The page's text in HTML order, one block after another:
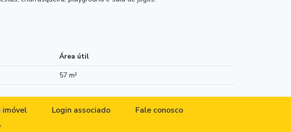
Área útil
57 m²
imóvel Login associado Fale conosco